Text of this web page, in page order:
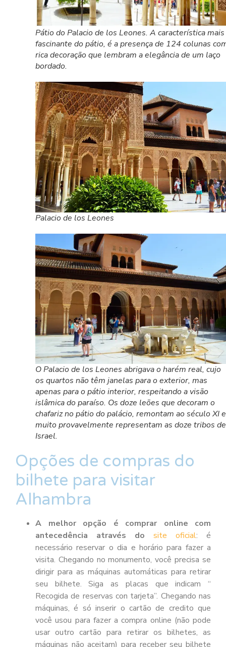
Pátio do Palacio de los Leones. A característica mais
fascinante do pátio, é a presença de 124 colunas
rica decoração que lembram a elegância de um laço
bordado.
Palacio de los Leones
O Palacio de los Leones abrigava o harém real, cujo
os quartos não têm janelas para o exterior, mas
apenas para o pátio interior, respeitando a visão
islâmica do paraíso. Os doze leões que decoram o
chafariz no pátio do palácio, remontam ao século XI e
muito provavelmente representam as doze tribos de
Israel.
Opções de compras do
bilhete para visitar
Alhambra
A melhor opção é comprar online com
antecedência através do
site oficial: é
necessário reservar o dia e horário para fazer a
visita. Chegando no monumento, você precisa se
dirigir para as máquinas automáticas para retirar
seu bilhete. Siga as placas que indicam “
Recogida de reservas con tarjeta”. Chegando nas
máquinas, é só inserir o cartão de credito que
você usou para fazer a compra online (não pode
usar outro cartão para retirar os bilhetes, as
máquinas não aceitam) para receber seu bilhete